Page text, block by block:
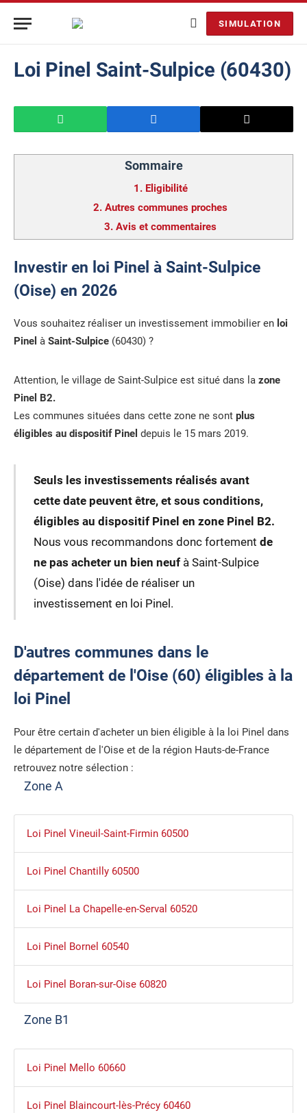
SIMULATION
Loi Pinel Saint-Sulpice (60430)
Sommaire
1. Eligibilité
2. Autres communes proches
3. Avis et commentaires
Investir en loi Pinel à Saint-Sulpice
(Oise) en 2026
Vous souhaitez réaliser un investissement immobilier en loi
Pinel à Saint-Sulpice (60430) ?
Attention, le village de Saint-Sulpice est situé dans la zone
Pinel B2.
Les communes situées dans cette zone ne sont plus
éligibles au dispositif Pinel depuis le 15 mars 2019.
Seuls les investissements réalisés avant
cette date peuvent être, et sous conditions,
éligibles au dispositif Pinel en zone Pinel B2.
Nous vous recommandons donc fortement de
ne pas acheter un bien neufà Saint-Sulpice
(Oise) dans l'idée de réaliser un
investissement en loi Pinel.
D'autres communes dans le
département de l'Oise (60) éligibles à la
loi Pinel
Pour être certain d'acheter un bien éligible à la loi Pinel dans
le département de l'Oise et de la région Hauts-de-France
retrouvez notre sélection :
Zone A
Loi Pinel Vineuil-Saint-Firmin 60500
Loi Pinel Chantilly 60500
Loi Pinel La Chapelle-en-Serval 60520
Loi Pinel Bornel 60540
Loi Pinel Boran-sur-Oise 60820
Zone B1
Loi Pinel Mello 60660
Loi Pinel Blaincourt-lès-Précy 60460